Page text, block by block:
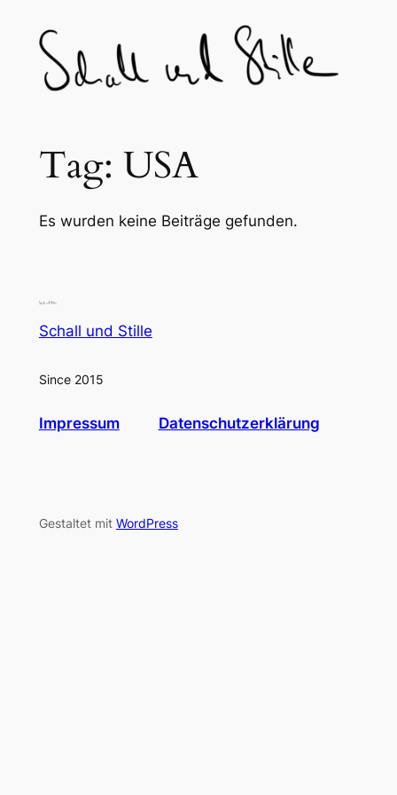
content
Tag: USA
Es wurden keine Beiträge gefunden.
Schall und Stille
Since 2015
Impressum Datenschutzerklärung
Gestaltet mit WordPress